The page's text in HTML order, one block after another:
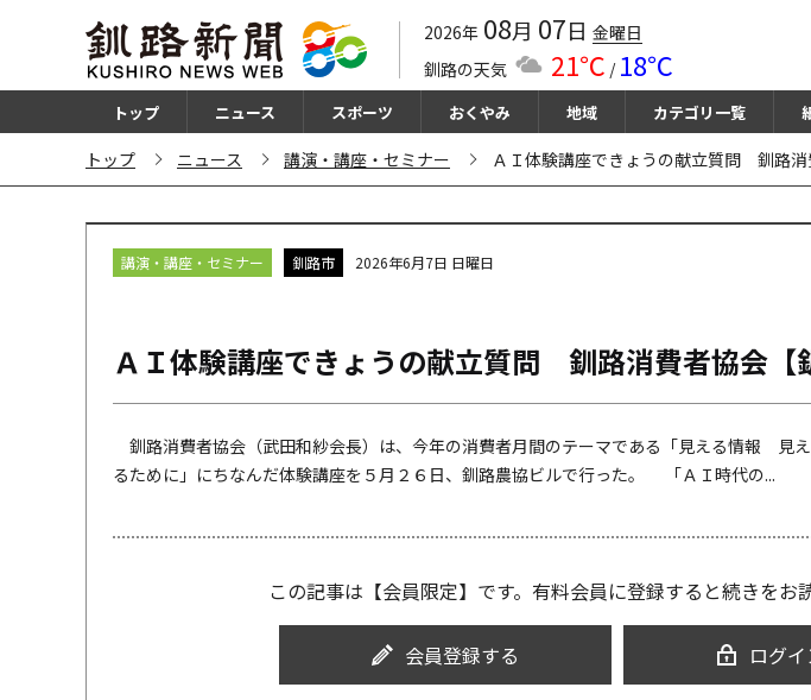
2026年 08月 07日 金曜日
釧路の天気
21℃ / 18℃
トップ ニュース スポーツ おくやみ 地域 カテゴリ一覧
トップ ニュース 講演・講座・セミナー ＡＩ体験講座できょうの献立質問 釧路消
講演・講座・セミナー 釧路市 2026年6月7日 日曜日
ＡＩ体験講座できょうの献立質問 釧路消費者協会【
釧路消費者協会（武田和紗会長）は、今年の消費者月間のテーマである「見える情報 見
るために」にちなんだ体験講座を５月２６日、釧路農協ビルで行った。 「ＡＩ時代の...
この記事は【会員限定】です。有料会員に登録すると続きをお
会員登録する ログ